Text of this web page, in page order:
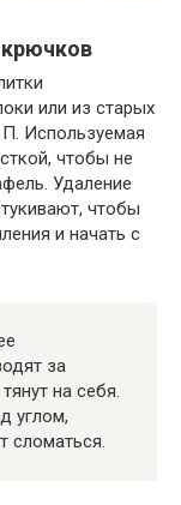
или из старых
Используемая
чтобы не
Удаление
чтобы
и начать с
за
на себя.
углом,
сломаться.